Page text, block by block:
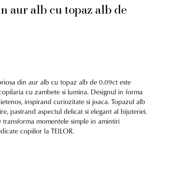
aur alb cu topaz alb de
din aur alb cu topaz alb de 0.09ct este
cu zambete si lumina. Designul in forma
inspirand curiozitate si joaca. Topazul alb
pastrand aspectul delicat si elegant al bijuteriei.
momentele simple in amintiri
copiilor la TEILOR.